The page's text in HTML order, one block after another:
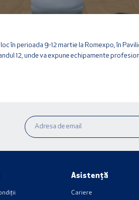
în perioada 9-12 martie la Romexpo, în
12, unde va expune echipamente
Asistență
Cariere